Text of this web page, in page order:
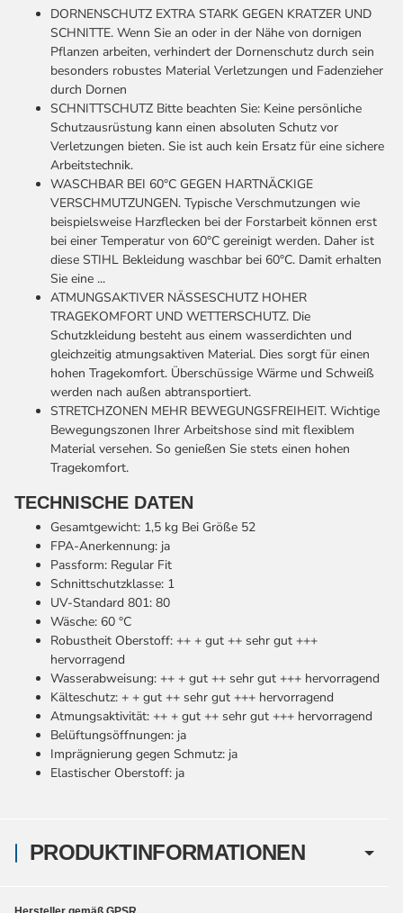
PRODUKTINFORMATIONEN
DORNENSCHUTZ EXTRA STARK GEGEN KRATZER UND
SCHNITTE. Wenn Sie an oder in der Nähe von dornigen
Pflanzen arbeiten, verhindert der Dornenschutz durch sein
besonders robustes Material Verletzungen und Fadenzieher
durch Dornen
SCHNITTSCHUTZ Bitte beachten Sie: Keine persönliche
Schutzausrüstung kann einen absoluten Schutz vor
Verletzungen bieten. Sie ist auch kein Ersatz für eine sichere
Arbeitstechnik.
WASCHBAR BEI 60°C GEGEN HARTNÄCKIGE
VERSCHMUTZUNGEN. Typische Verschmutzungen wie
beispielsweise Harzflecken bei der Forstarbeit können erst
bei einer Temperatur von 60°C gereinigt werden. Daher ist
diese STIHL Bekleidung waschbar bei 60°C. Damit erhalten
Sie eine ...
ATMUNGSAKTIVER NÄSSESCHUTZ HOHER
TRAGEKOMFORT UND WETTERSCHUTZ. Die
Schutzkleidung besteht aus einem wasserdichten und
gleichzeitig atmungsaktiven Material. Dies sorgt für einen
hohen Tragekomfort. Überschüssige Wärme und Schweiß
werden nach außen abtransportiert.
STRETCHZONEN MEHR BEWEGUNGSFREIHEIT. Wichtige
Bewegungszonen Ihrer Arbeitshose sind mit flexiblem
Material versehen. So genießen Sie stets einen hohen
Tragekomfort.
TECHNISCHE DATEN
Gesamtgewicht: 1,5 kg Bei Größe 52
FPA-Anerkennung: ja
Passform: Regular Fit
Schnittschutzklasse: 1
UV-Standard 801: 80
Wäsche: 60 °C
Robustheit Oberstoff: ++ + gut ++ sehr gut +++
hervorragend
Wasserabweisung: ++ + gut ++ sehr gut +++ hervorragend
Kälteschutz: + + gut ++ sehr gut +++ hervorragend
Atmungsaktivität: ++ + gut ++ sehr gut +++ hervorragend
Belüftungsöffnungen: ja
Imprägnierung gegen Schmutz: ja
Elastischer Oberstoff: ja